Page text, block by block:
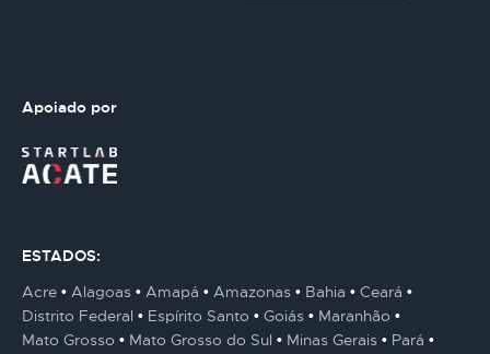
Apoiado por
ESTADOS:
Acre
Alagoas Amapá Amazonas Bahia
Ceará
Distrito Federal
Espírito Santo Goiás
Maranhão
Mato Grosso
Mato Grosso do Sul Minas Gerais
Pará